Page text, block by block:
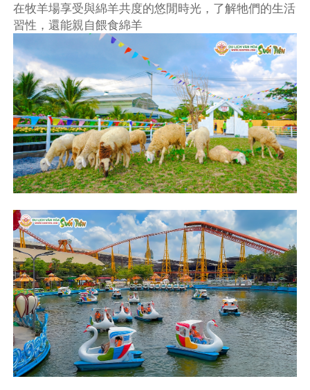
在牧羊場享受與綿羊共度的悠閒時光，了解牠們的生活
習性，還能親自餵食綿羊